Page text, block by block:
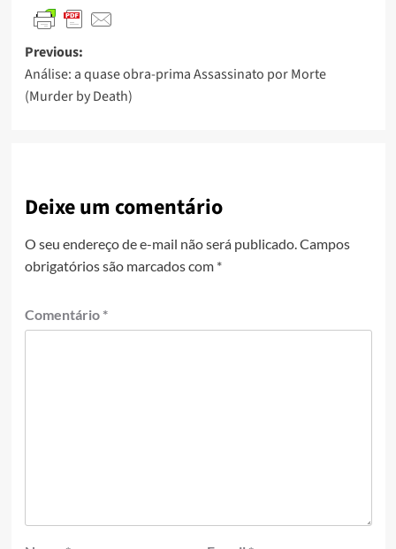
Previous:
Análise: a quase obra-prima Assassinato por Morte
(Murder by Death)
Deixe um comentário
O seu endereço de e-mail não será publicado. Campos
obrigatórios são marcados com *
Comentário *